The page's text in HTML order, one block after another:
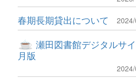
春期長期貸出について
瀬田図書館デジタルサ
月版